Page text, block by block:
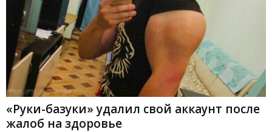
«Руки-базуки» удалил свой аккаунт после
жалоб на здоровье